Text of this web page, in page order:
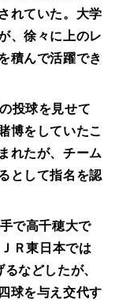
れていた。大学
、徐々に上のレ
積んで活躍でき
投球を見せて
博をしていたこ
れたが、チーム
として指名を認
で高千穂大で
Ｒ東日本では
などしたが、
球を与え交代す